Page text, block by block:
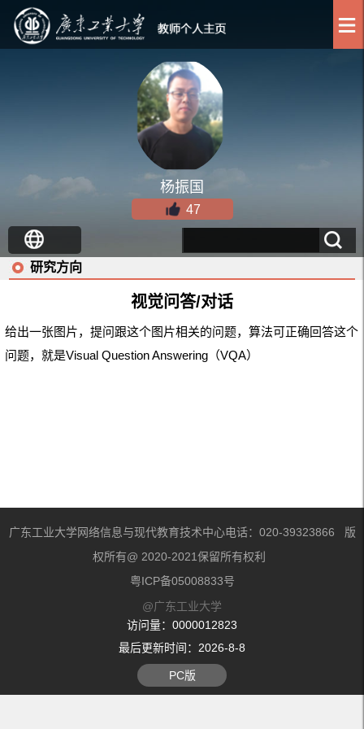
杨振国
47
研究方向
视觉问答/对话
给出一张图片，提问跟这个图片相关的问题，算法可正确回答这个
问题，就是Visual Question Answering（VQA）
广东工业大学网络信息与现代教育技术中心电话：020-39323866 版
权所有@ 2020-2021保留所有权利
粤ICP备05008833号
@广东工业大学
访问量： 0000012823
最后更新时间： 2026-8-8
PC版